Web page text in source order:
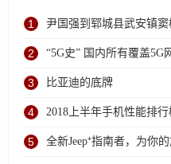
1 尹国强到郓城县武安镇
问
2 “5G史” 国内所有覆盖5G
你所在城市覆盖了没
3 比亚迪的底牌
4 2018上半年手机性能排行
华为第九、第一名当之无
5 全新Jeep⁺指南者，为你